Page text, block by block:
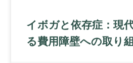
イボガと依存症：現
る費用障壁への取り